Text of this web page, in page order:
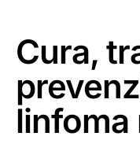
Cura,
linfoma